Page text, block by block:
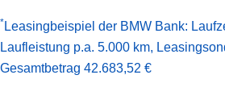
* Leasingbeispiel der BMW Bank:
Laufleistung p.a. 5.000 km,
Gesamt­betrag 42.683,52 €